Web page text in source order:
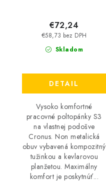
Skladom
€58,73 bez DPH
€72,24
DETAIL
Vysoko komfortné
pracovné poltopánky S3
na vlastnej podošve
Cronus. Non metalická
obuv vybavená kompozitný
tužinkou a kevlarovou
planžetou. Maximálny
komfort je poskytnúť...